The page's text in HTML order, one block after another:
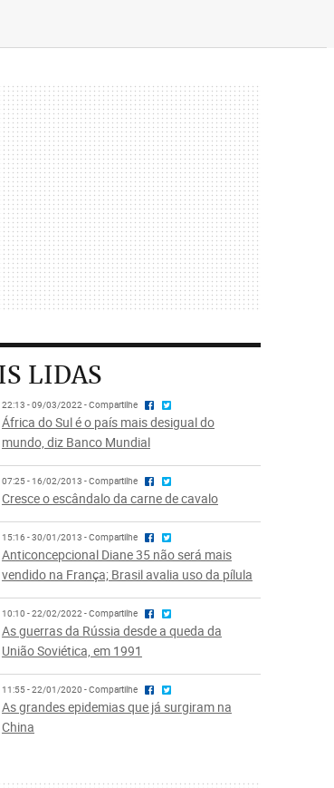
LIDAS
22:13 - 09/03/2022 - Compartilhe
África do Sul é o país mais desigual do
mundo, diz Banco Mundial
07:25 - 16/02/2013 - Compartilhe
Cresce o escândalo da carne de cavalo
15:16 - 30/01/2013 - Compartilhe
Anticoncepcional Diane 35 não será mais
vendido na França; Brasil avalia uso da pílula
10:10 - 22/02/2022 - Compartilhe
As guerras da Rússia desde a queda da
União Soviética, em 1991
11:55 - 22/01/2020 - Compartilhe
As grandes epidemias que já surgiram na
China